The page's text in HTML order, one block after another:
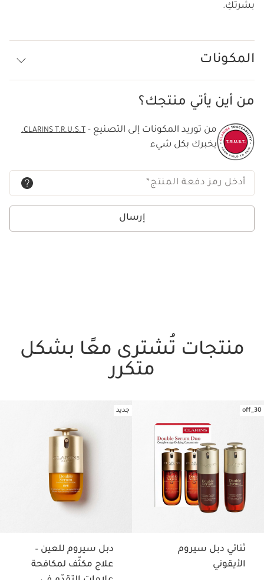
بشرتكِ.
المكونات
من أين يأتي منتجك؟
من توريد المكونات إلى التصنيع - CLARINS T.R.U.S.T.
يخبرك بكل شيء
أدخل رمز دفعة المنتج*
إرسال
منتجات تُشترى معًا بشكل
متكرر
30_off
ثنائي دبل سيروم
الأيقوني
جديد
دبل سيروم للعين –
علاج مكثّف لمكافحة